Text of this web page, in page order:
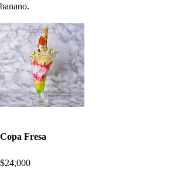
banano.
Copa Fresa
$24,000